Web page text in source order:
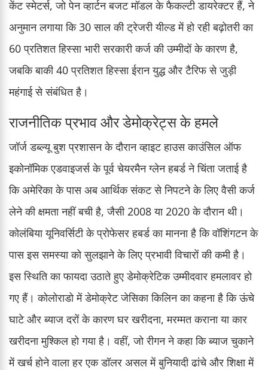
केंट स्मेटर्स, जो पेन व्हार्टन बजट मॉडल के फैकल्टी डायरेक्टर हैं, ने
अनुमान लगाया कि 30 साल की ट्रेजरी यील्ड में हो रही बढ़ोतरी का
60 प्रतिशत हिस्सा भारी सरकारी कर्ज की उम्मीदों के कारण है,
जबकि बाकी 40 प्रतिशत हिस्सा ईरान युद्ध और टैरिफ से जुड़ी
महंगाई से संबंधित है।
राजनीतिक प्रभाव और डेमोक्रेट्स के हमले
जॉर्ज डब्ल्यू बुश प्रशासन के दौरान व्हाइट हाउस काउंसिल ऑफ
इकोनॉमिक एडवाइजर्स के पूर्व चेयरमैन ग्लेन हबर्ड ने चिंता जताई है
कि अमेरिका के पास अब आर्थिक संकट से निपटने के लिए वैसी कर्ज
लेने की क्षमता नहीं बची है, जैसी 2008 या 2020 के दौरान थी।
कोलंबिया यूनिवर्सिटी के प्रोफेसर हबर्ड का मानना है कि वॉशिंगटन के
पास इस समस्या को सुलझाने के लिए प्रभावी विचारों की कमी है।
इस स्थिति का फायदा उठाते हुए डेमोक्रेटिक उम्मीदवार हमलावर हो
गए हैं। कोलोराडो में डेमोक्रेट जेसिका किलिन का कहना है कि ऊंचे
घाटे और ब्याज दरों के कारण घर खरीदना, मरम्मत कराना या कार
खरीदना मुश्किल हो गया है। वहीं, जो रीगन ने कहा कि ब्याज चुकाने
में खर्च होने वाला हर एक डॉलर असल में बुनियादी ढांचे और शिक्षा में